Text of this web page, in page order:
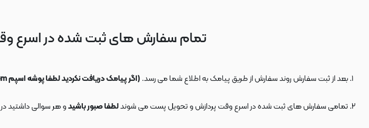
تمام سفارش های ثبت شده در اسرع
بعد از ثبت سفارش روند سفارش از طریق پیامک به اطلاع شما می رسد. (اگر پیامک دریافت نکردید لطفا پوشه اسپم Spam یا هرزنامه گوشی خود را چک کنید)
تمامی سفارش های ثبت شده در اسرع وقت پردازش و تحویل پست می شوندلطفا صبور باشیدو هر سوالی داشتید